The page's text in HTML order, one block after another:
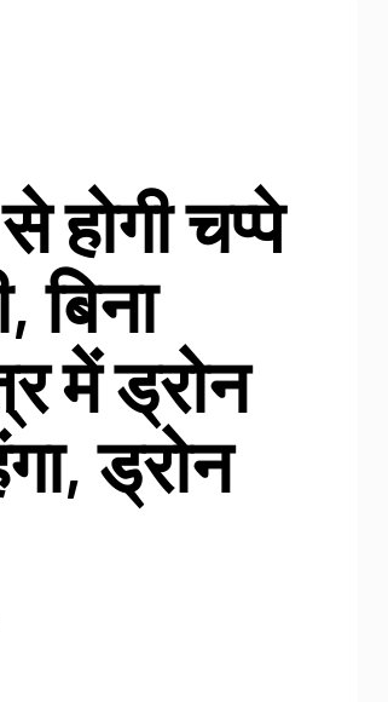
होगी चप्पे
बिना
में ड्रोन
ड्रोन